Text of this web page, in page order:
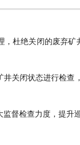
，杜绝关闭的废弃
关闭状态进行检
督检查力度，提升